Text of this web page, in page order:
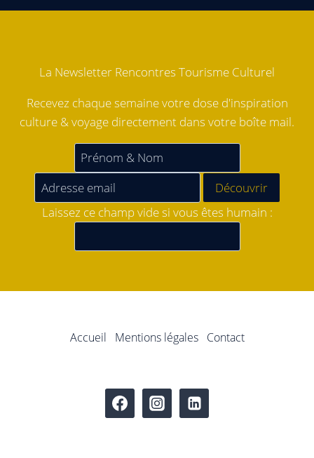
La Newsletter Rencontres Tourisme Culturel
Recevez chaque semaine votre dose d'inspiration
culture & voyage directement dans votre boîte mail.
Laissez ce champ vide si vous êtes humain :
Accueil Mentions légales Contact